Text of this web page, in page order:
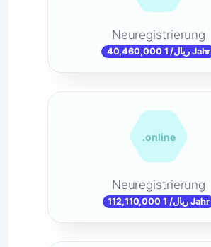
Neuregistrierung
40,460,000 ریال/ 1 Jahr
.online
Neuregistrierung
112,110,000 ریال/ 1 Jahr